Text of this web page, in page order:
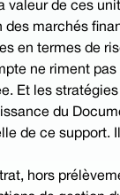
valeur de ces
des marchés
en termes de
ne riment
les
du
de ce
hors